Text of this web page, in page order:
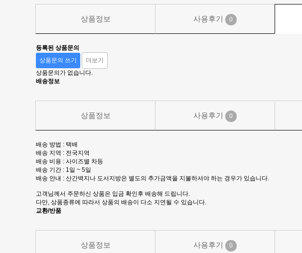
상품정보 사용후기 0
등록된 상품문의
상품문의 쓰기
더보기
상품문의가 없습니다.
배송정보
상품정보 사용후기 0
배송 방법 : 택배
배송 지역 : 전국지역
배송 비용 : 사이즈별 차등
배송 기간 : 1일 ~ 5일
배송 안내 : 산간벽지나 도서지방은 별도의 추가금액을 지불하셔야 하는 경우가 있습니다.
고객님께서 주문하신 상품은 입금 확인후 배송해 드립니다.
다만, 상품종류에 따라서 상품의 배송이 다소 지연될 수 있습니다.
교환/반품
상품정보 사용후기 0